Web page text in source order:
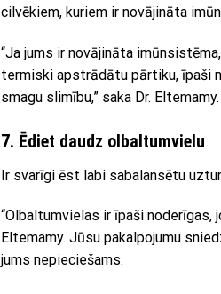
cilvēkiem, kuriem ir novājināta
“Ja jums ir novājināta
termiski apstrādātu pārtiku, īpaši
smagu slimību,” saka Dr. Eltemamy.
7. Ēdiet daudz olbaltumvielu
Ir svarīgi ēst labi sabalansētu
“Olbaltumvielas ir īpaši
Eltemamy. Jūsu pakalpojumu
jums nepieciešams.